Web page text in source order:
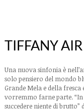
TIFFANY AIR
Una nuova sinfonia è
solo pensiero del mondo
Grande Mela e della fresca
vorremmo farne parte.
succedere niente di brutto”